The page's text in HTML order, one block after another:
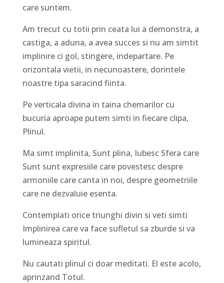
care suntem.
Am trecut cu totii prin ceata lui a demonstra, a
castiga, a aduna, a avea succes si nu am simtit
implinire ci gol, stingere, indepartare. Pe
orizontala vietii, in necunoastere, dorintele
noastre tipa saracind fiinta.
Pe verticala divina in taina chemarilor cu
bucuria aproape putem simti in fiecare clipa,
Plinul.
Ma simt implinita, Sunt plina, Iubesc Sfera care
Sunt sunt expresiile care povestesc despre
armoniile care canta in noi, despre geometriile
care ne dezvaluie esenta.
Contemplati orice triunghi divin si veti simti
Implinirea care va face sufletul sa zburde si va
lumineaza spiritul.
Nu cautati plinul ci doar meditati. El este acolo,
aprinzand Totul.